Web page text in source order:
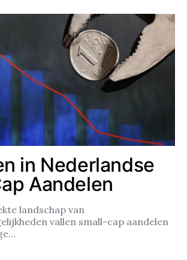
in Nederlandse
Aandelen
landschap van
vallen small-cap aandelen